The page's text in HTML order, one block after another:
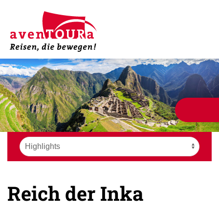
Reich der Inka